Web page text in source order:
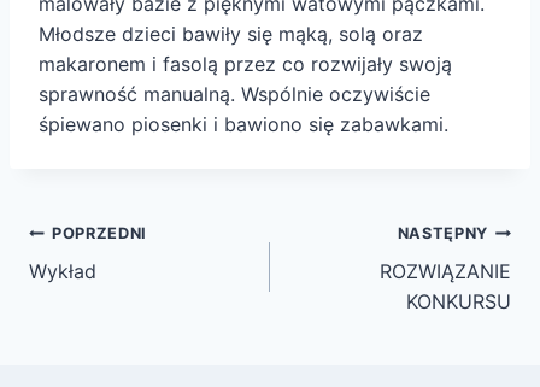
Młodsze dzieci bawiły się mąką, solą oraz
makaronem i fasolą przez co rozwijały swoją
sprawność manualną. Wspólnie oczywiście
śpiewano piosenki i bawiono się zabawkami.
Nawigacja
wpisu
POPRZEDNI
Wykład
NASTĘPNY
ROZWIĄZANIE
KONKURSU